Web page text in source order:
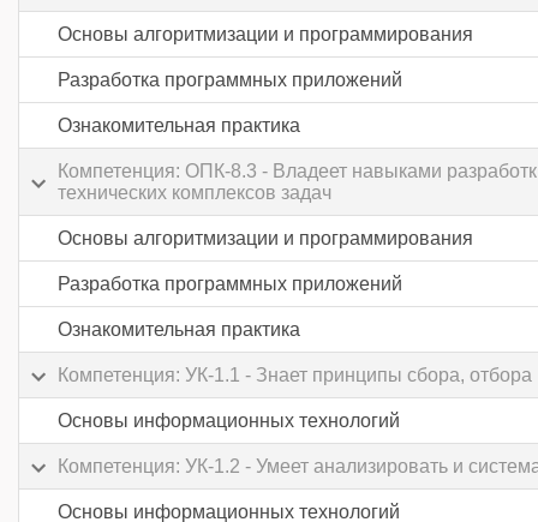
Основы алгоритмизации и программирования
Разработка программных приложений
Ознакомительная практика
Компетенция: ОПК-8.3 - Владеет навыками
технических комплексов задач
Основы алгоритмизации и программирования
Разработка программных приложений
Ознакомительная практика
Компетенция: УК-1.1 - Знает принципы сбора,
Основы информационных технологий
Компетенция: УК-1.2 - Умеет анализировать и
Основы информационных технологий